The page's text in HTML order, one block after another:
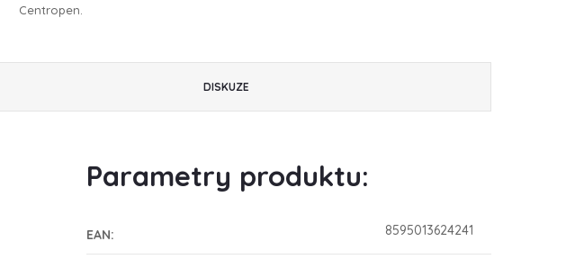
Centropen.
DISKUZE
Parametry produktu:
EAN: 8595013624241